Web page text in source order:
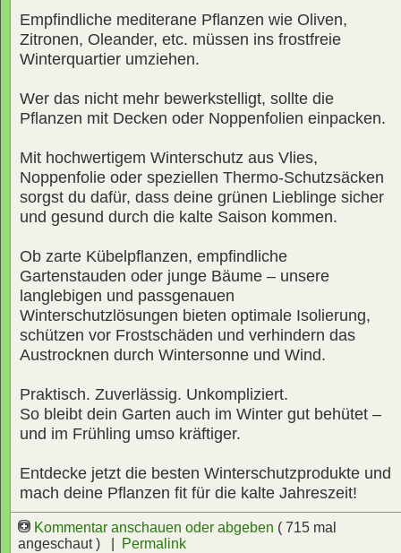
Empfindliche mediterane Pflanzen wie Oliven,
Zitronen, Oleander, etc. müssen ins frostfreie
Winterquartier umziehen.
Wer das nicht mehr bewerkstelligt, sollte die
Pflanzen mit Decken oder Noppenfolien einpacken.
Mit hochwertigem Winterschutz aus Vlies,
Noppenfolie oder speziellen Thermo-Schutzsäcken
sorgst du dafür, dass deine grünen Lieblinge sicher
und gesund durch die kalte Saison kommen.
Ob zarte Kübelpflanzen, empfindliche
Gartenstauden oder junge Bäume – unsere
langlebigen und passgenauen
Winterschutzlösungen bieten optimale Isolierung,
schützen vor Frostschäden und verhindern das
Austrocknen durch Wintersonne und Wind.
Praktisch. Zuverlässig. Unkompliziert.
So bleibt dein Garten auch im Winter gut behütet –
und im Frühling umso kräftiger.
Entdecke jetzt die besten Winterschutzprodukte und
mach deine Pflanzen fit für die kalte Jahreszeit!
Kommentar anschauen oder abgeben ( 715 mal
angeschaut ) |
Permalink